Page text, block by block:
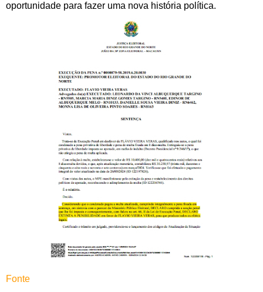
oportunidade para fazer uma nova história política.
Fonte